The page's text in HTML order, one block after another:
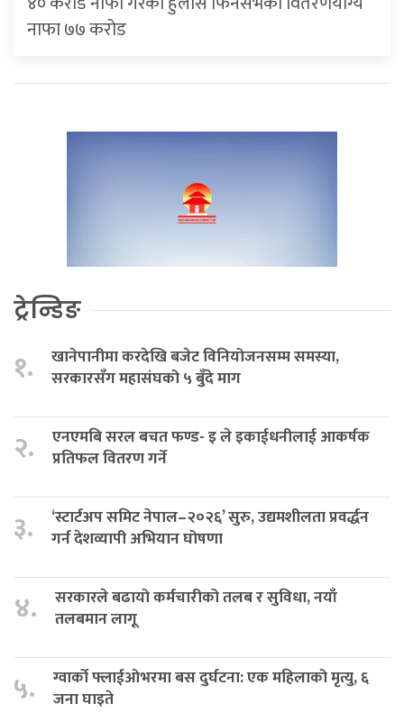
नाफा ७७ करोड
ट्रेन्डिङ
१.
खानेपानीमा करदेखि बजेट विनियोजनसम्म समस्या,
सरकारसँग महासंघको ५ बुँदे माग
२.
एनएमबि सरल बचत फण्ड- इ ले इकाईधनीलाई आकर्षक
प्रतिफल वितरण गर्ने
३.
‘स्टार्टअप समिट नेपाल–२०२६’ सुरु, उद्यमशीलता प्रवर्द्धन
गर्न देशव्यापी अभियान घोषणा
४.
सरकारले बढायो कर्मचारीको तलब र सुविधा, नयाँ
तलबमान लागू
५.
ग्वार्को फ्लाईओभरमा बस दुर्घटना: एक महिलाको मृत्यु, ६
जना घाइते